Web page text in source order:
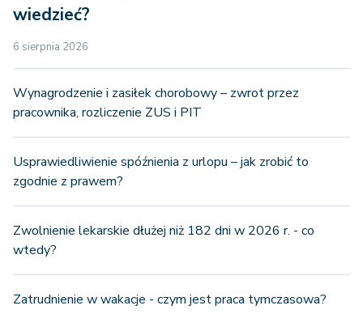
wiedzieć?
6 sierpnia 2026
Wynagrodzenie i zasiłek chorobowy – zwrot przez
pracownika, rozliczenie ZUS i PIT
Usprawiedliwienie spóźnienia z urlopu – jak zrobić to
zgodnie z prawem?
Zwolnienie lekarskie dłużej niż 182 dni w 2026 r. - co
wtedy?
Zatrudnienie w wakacje - czym jest praca tymczasowa?